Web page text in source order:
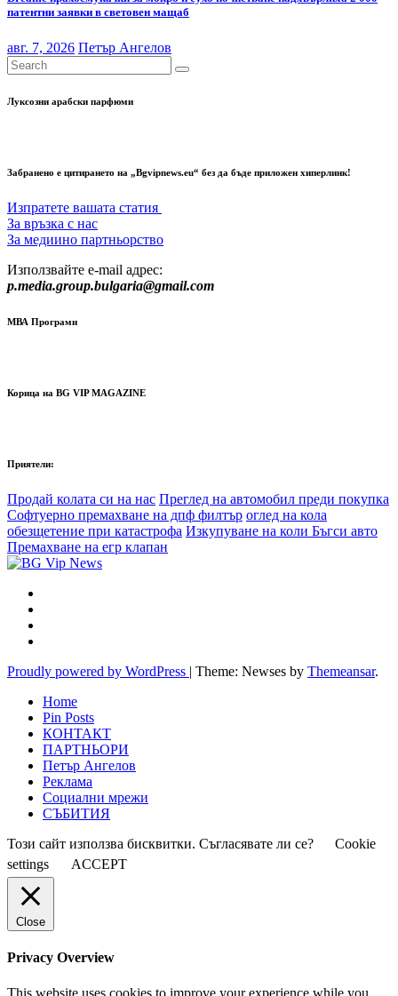
патентни заявки в световен мащаб
авг. 7, 2026 Петър Ангелов
Луксозни арабски парфюми
Забранено е цитирането на „Bgvipnews.eu“ без да бъде приложен хиперлинк!
Изпратете вашата статия
За връзка с нас
За медиино партньорство
Използвайте e-mail адрес:
p.media.group.bulgaria@gmail.com
МВА Програми
Корица на BG VIP MAGAZINE
Приятели:
Продай колата си на нас Преглед на автомобил преди покупка
Софтуерно премахване на дпф филтър оглед на кола
обезщетение при катастрофа Изкупуване на коли Бъгси авто
Премахване на егр клапан
Proudly powered by WordPress | Theme: Newses by Themeansar.
Home
Pin Posts
КОНТАКТ
ПАРТНЬОРИ
Петър Ангелов
Реклама
Социални мрежи
СЪБИТИЯ
Този сайт използва бисквитки. Съгласявате ли се?
Cookie
settings
ACCEPT
Close
Privacy Overview
This website uses cookies to improve your experience while you